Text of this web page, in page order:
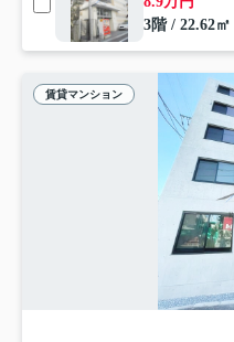
3階 / 22.62
賃貸マンション